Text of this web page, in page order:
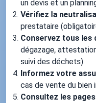
un devis et un
Vérifiez la
prestataire
Conservez tous les
dégazage,
suivi des déchets).
Informez votre
cas de vente du bien
Consultez les